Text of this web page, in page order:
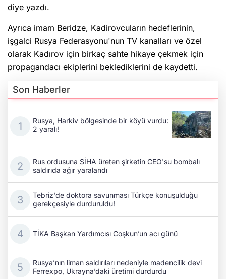
diye yazdı.
Ayrıca imam Beridze, Kadirovcuların hedeflerinin,
işgalci Rusya Federasyonu'nun TV kanalları ve özel
olarak Kadırov için birkaç sahte hikaye çekmek için
propagandacı ekiplerini beklediklerini de kaydetti.
Son Haberler
Rusya, Harkiv bölgesinde bir köyü vurdu:
2 yaralı!
Rus ordusuna SİHA üreten şirketin CEO'su bombalı
saldırıda ağır yaralandı
Tebriz'de doktora savunması Türkçe konuşulduğu
gerekçesiyle durduruldu!
TİKA Başkan Yardımcısı Coşkun’un acı günü
Rusya’nın liman saldırıları nedeniyle madencilik devi
Ferrexpo, Ukrayna’daki üretimi durdurdu